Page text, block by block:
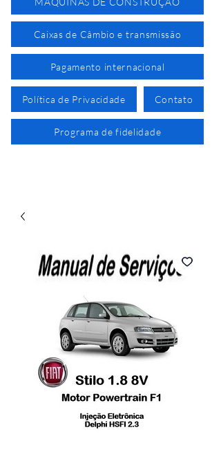
Caixas de Câmbio e transmissão
Pagamento internacional
Política de Privacidade Contato
Programa de fidelidade